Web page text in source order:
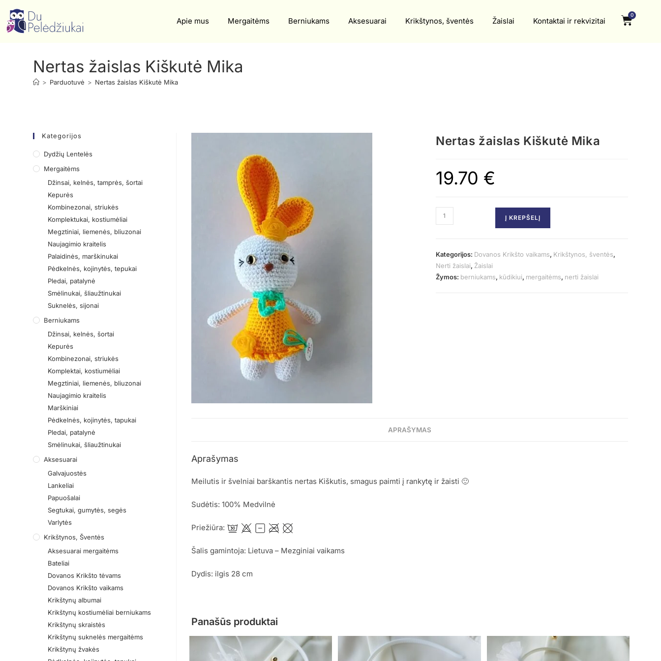
Apie mus Mergaitėms Berniukams Aksesuarai Krikštynos, šventės Žaislai Kontaktai ir rekvizitai
0
Nertas žaislas Kiškutė Mika
> Parduotuvė > Nertas žaislas Kiškutė Mika
Nertas žaislas Kiškutė Mika
19.70 €
Į KREPŠELĮ
Kategorijos: Dovanos Krikšto vaikams, Krikštynos, šventės,
Nerti žaislai, Žaislai
Žymos: berniukams, kūdikiui, mergaitėms, nerti žaislai
APRAŠYMAS
Aprašymas
Meilutis ir švelniai barškantis nertas Kiškutis, smagus paimti į rankytę ir žaisti 🙂
Sudėtis: 100% Medvilnė
Priežiūra:
Šalis gamintoja: Lietuva – Mezginiai vaikams
Dydis: ilgis 28 cm
Panašūs produktai
Kategorijos
Dydžių Lentelės
Mergaitėms
Džinsai, kelnės, tamprės, šortai
Kepurės
Kombinezonai, striukės
Komplektukai, kostiumėliai
Megztiniai, liemenės, bliuzonai
Naujagimio kraitelis
Palaidinės, marškinukai
Pėdkelnės, kojinytės, tepukai
Pledai, patalynė
Smėlinukai, šliaužtinukai
Suknelės, sijonai
Berniukams
Džinsai, kelnės, šortai
Kepurės
Kombinezonai, striukės
Komplektai, kostiumėliai
Megztiniai, liemenės, bliuzonai
Naujagimio kraitelis
Marškiniai
Pėdkelnės, kojinytės, tapukai
Pledai, patalynė
Smėlinukai, šliaužtinukai
Aksesuarai
Galvajuostės
Lankeliai
Papuošalai
Segtukai, gumytės, segės
Varlytės
Krikštynos, Šventės
Aksesuarai mergaitėms
Bateliai
Dovanos Krikšto tėvams
Dovanos Krikšto vaikams
Krikštynų albumai
Krikštynų kostiumėliai berniukams
Krikštynų skraistės
Krikštynų suknelės mergaitėms
Krikštynų žvakės